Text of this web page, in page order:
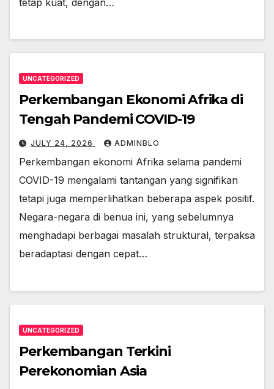
UNCATEGORIZED
Perkembangan Ekonomi Afrika di
Tengah Pandemi COVID-19
JULY 24, 2026 ADMINBLO
Perkembangan ekonomi Afrika selama pandemi
COVID-19 mengalami tantangan yang signifikan
tetapi juga memperlihatkan beberapa aspek positif.
Negara-negara di benua ini, yang sebelumnya
menghadapi berbagai masalah struktural, terpaksa
beradaptasi dengan cepat…
UNCATEGORIZED
Perkembangan Terkini
Perekonomian Asia